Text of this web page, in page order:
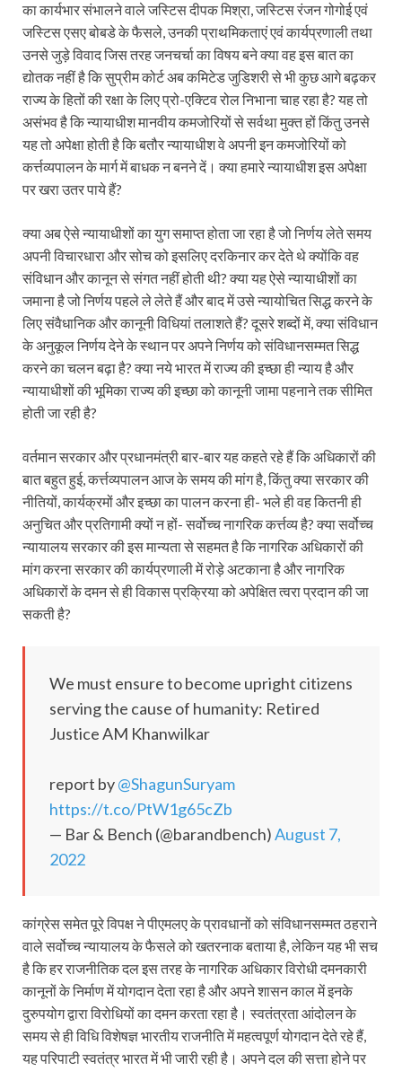
का कार्यभार संभालने वाले जस्टिस दीपक मिश्रा, जस्टिस रंजन गोगोई एवं
जस्टिस एसए बोबडे के फैसले, उनकी प्राथमिकताएं एवं कार्यप्रणाली तथा
उनसे जुड़े विवाद जिस तरह जनचर्चा का विषय बने क्या वह इस बात का
द्योतक नहीं है कि सुप्रीम कोर्ट अब कमिटेड जुडिशरी से भी कुछ आगे बढ़कर
राज्य के हितों की रक्षा के लिए प्रो-एक्टिव रोल निभाना चाह रहा है? यह तो
असंभव है कि न्यायाधीश मानवीय कमजोरियों से सर्वथा मुक्त हों किंतु उनसे
यह तो अपेक्षा होती है कि बतौर न्यायाधीश वे अपनी इन कमजोरियों को
कर्त्तव्यपालन के मार्ग में बाधक न बनने दें। क्या हमारे न्यायाधीश इस अपेक्षा
पर खरा उतर पाये हैं?
क्या अब ऐसे न्यायाधीशों का युग समाप्त होता जा रहा है जो निर्णय लेते समय
अपनी विचारधारा और सोच को इसलिए दरकिनार कर देते थे क्योंकि वह
संविधान और कानून से संगत नहीं होती थी? क्या यह ऐसे न्यायाधीशों का
जमाना है जो निर्णय पहले ले लेते हैं और बाद में उसे न्यायोचित सिद्ध करने के
लिए संवैधानिक और कानूनी विधियां तलाशते हैं? दूसरे शब्दों में, क्या संविधान
के अनुकूल निर्णय देने के स्थान पर अपने निर्णय को संविधानसम्मत सिद्ध
करने का चलन बढ़ा है? क्या नये भारत में राज्य की इच्छा ही न्याय है और
न्यायाधीशों की भूमिका राज्य की इच्छा को कानूनी जामा पहनाने तक सीमित
होती जा रही है?
वर्तमान सरकार और प्रधानमंत्री बार-बार यह कहते रहे हैं कि अधिकारों की
बात बहुत हुई, कर्त्तव्यपालन आज के समय की मांग है, किंतु क्या सरकार की
नीतियों, कार्यक्रमों और इच्छा का पालन करना ही- भले ही वह कितनी ही
अनुचित और प्रतिगामी क्यों न हों- सर्वोच्च नागरिक कर्त्तव्य है? क्या सर्वोच्च
न्यायालय सरकार की इस मान्यता से सहमत है कि नागरिक अधिकारों की
मांग करना सरकार की कार्यप्रणाली में रोड़े अटकाना है और नागरिक
अधिकारों के दमन से ही विकास प्रक्रिया को अपेक्षित त्वरा प्रदान की जा
सकती है?
We must ensure to become upright citizens
serving the cause of humanity: Retired
Justice AM Khanwilkar
report by@ShagunSuryam
https://t.co/PtW1g65cZb
— Bar & Bench (@barandbench)August 7,
2022
कांग्रेस समेत पूरे विपक्ष ने पीएमलए के प्रावधानों को संविधानसम्मत ठहराने
वाले सर्वोच्च न्यायालय के फैसले को खतरनाक बताया है, लेकिन यह भी सच
है कि हर राजनीतिक दल इस तरह के नागरिक अधिकार विरोधी दमनकारी
कानूनों के निर्माण में योगदान देता रहा है और अपने शासन काल में इनके
दुरुपयोग द्वारा विरोधियों का दमन करता रहा है। स्वतंत्रता आंदोलन के
समय से ही विधि विशेषज्ञ भारतीय राजनीति में महत्वपूर्ण योगदान देते रहे हैं,
यह परिपाटी स्वतंत्र भारत में भी जारी रही है। अपने दल की सत्ता होने पर